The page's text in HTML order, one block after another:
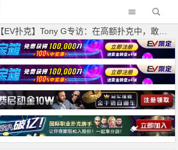
【EV扑克】Tony G专访：在高额扑克中，敢打敢冲比打得好更重要！